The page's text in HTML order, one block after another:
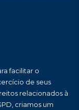
facilitar o
de seus
relacionados à
criamos um